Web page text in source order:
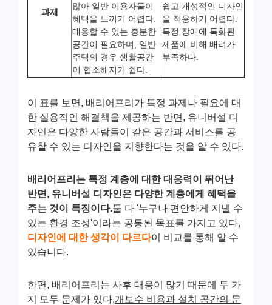
과제
많아 일반 이용자들이
혜택을 느끼기 어렵다.
대응할 수 있는 충분한
공간이 필요하며, 일반
주택의 경우 생활공간
이 협소해지기 쉽다.
쉽고 개성적인 디자인
을 적용하기 어렵다.
특정 장애에 특화된
제품에 비해 배려가
부족하다.
이 표를 보면, 배리어프리가 특정 과제나 필요에 대
한 실용적인 해결책을 제공하는 반면, 유니버설 디
자인은 다양한 사람들이 같은 공간과 서비스를 공
유할 수 있는 디자인을 지향한다는 것을 알 수 있다.
배리어프리는 특정 계층에 대한 대응력이 뛰어난
반면, 유니버설 디자인은 다양한 계층에게 혜택을
주는 것이 특징이다.둘 다 '누구나 편안하게 지낼 수
있는 환경 조성'이라는 공통된 목표를 가지고 있다,
디자인에 대한 생각이 다르다이 비교를 통해 알 수
있습니다.
한편, 배리어프리는 사후 대응이 많기 때문에 두 가
지 모두 문제가 있다,개보수 비용과 설치 공간의 문